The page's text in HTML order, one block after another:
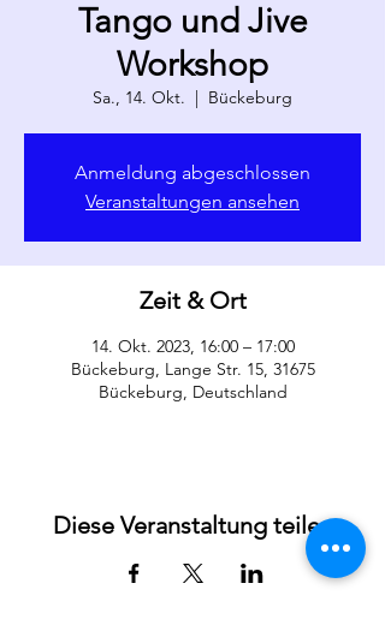
Tango und Jive
Workshop
Sa., 14. Okt.
  |
Bückeburg
Anmeldung abgeschlossen
Veranstaltungen ansehen
Zeit & Ort
14. Okt. 2023, 16:00 – 17:00
Bückeburg, Lange Str. 15, 31675
Bückeburg, Deutschland
Diese Veranstaltung teilen